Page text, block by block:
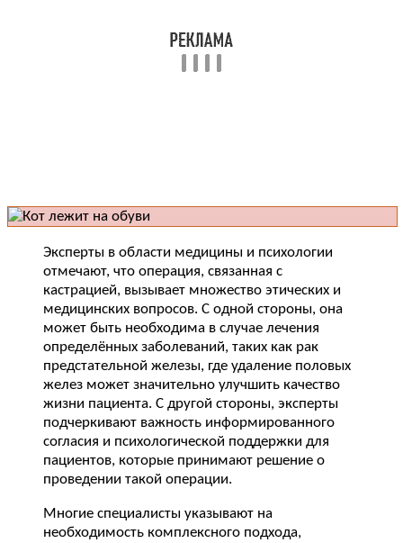
Эксперты в области медицины и психологии
отмечают, что операция, связанная с
кастрацией, вызывает множество этических и
медицинских вопросов. С одной стороны, она
может быть необходима в случае лечения
определённых заболеваний, таких как рак
предстательной железы, где удаление половых
желез может значительно улучшить качество
жизни пациента. С другой стороны, эксперты
подчеркивают важность информированного
согласия и психологической поддержки для
пациентов, которые принимают решение о
проведении такой операции.
Многие специалисты указывают на
необходимость комплексного подхода,